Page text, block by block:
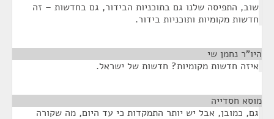
שוב, התפיסה שלנו גם בתוכניות הבידור, גם בחדשות – זה
חדשות מקומיות ותוכניות בידור.
היו"ר נחמן שי
איזה חדשות מקומיות? חדשות של ישראל.
מוסא חסדייה
גם, כמובן, אבל יש יותר התמקדות כי עד היום, מה שקורה